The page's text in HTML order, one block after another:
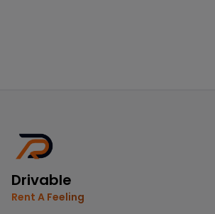
Drivable
Rent A Feeling